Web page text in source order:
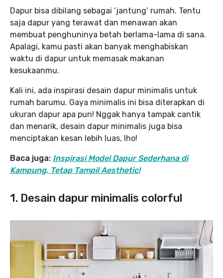
Dapur bisa dibilang sebagai ‘jantung’ rumah. Tentu
saja dapur yang terawat dan menawan akan
membuat penghuninya betah berlama-lama di sana.
Apalagi, kamu pasti akan banyak menghabiskan
waktu di dapur untuk memasak makanan
kesukaanmu.
Kali ini, ada inspirasi desain dapur minimalis untuk
rumah barumu. Gaya minimalis ini bisa diterapkan di
ukuran dapur apa pun! Nggak hanya tampak cantik
dan menarik, desain dapur minimalis juga bisa
menciptakan kesan lebih luas, lho!
Baca juga: Inspirasi Model Dapur Sederhana di
Kampung, Tetap Tampil Aesthetic!
1. Desain dapur minimalis colorful